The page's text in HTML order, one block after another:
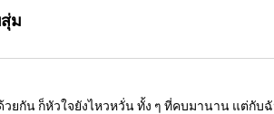
ม
ยกัน ก็หัวใจยังไหวหวั่น ทั้ง ๆ ที่คบมานาน แต่กับ